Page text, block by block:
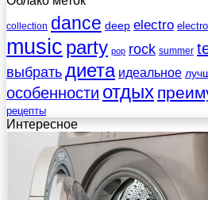
collection dance deep electro
music party pop rock summer
выбратьдиета идеальное
особенности отдых
рецепты
Интересное